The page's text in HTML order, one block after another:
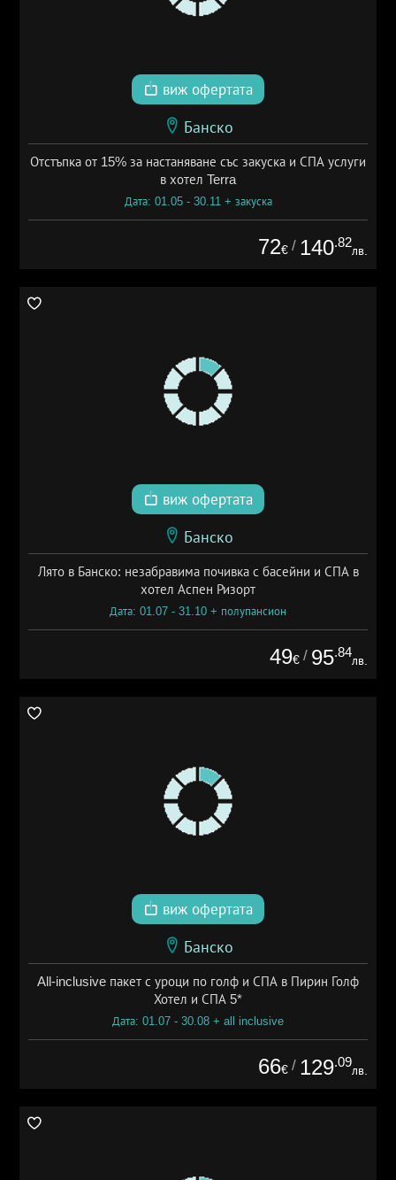
виж офертата
Банско
Отстъпка от 15% за настаняване със закуска и СПА услуги
в хотел Terra
Дата: 01.05 - 30.11 + закуска
72€ / 140.82
лв.
виж офертата
Банско
Лято в Банско: незабравима почивка с басейни и СПА в
хотел Аспен Ризорт
Дата: 01.07 - 31.10 + полупансион
49€ / 95.84
лв.
виж офертата
Банско
All-inclusive пакет с уроци по голф и СПА в Пирин Голф
Хотел и СПА 5*
Дата: 01.07 - 30.08 + all inclusive
66€ / 129.09
лв.